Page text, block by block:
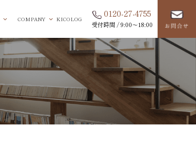
COMPANY KICOLOG 0120-27-4755
受付時間 / 9:00〜18:00